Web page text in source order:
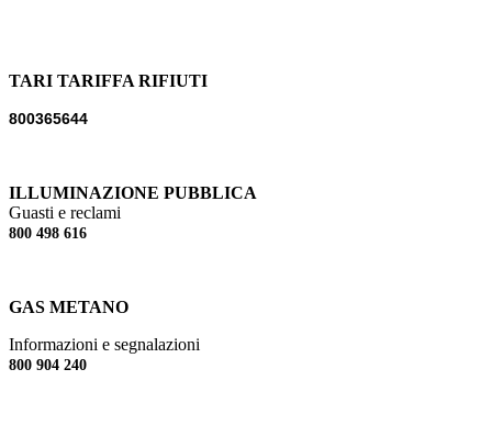
TARI TARIFFA RIFIUTI
800365644
ILLUMINAZIONE PUBBLICA
Guasti e reclami
800 498 616
GAS METANO
Informazioni e segnalazioni
800 904 240